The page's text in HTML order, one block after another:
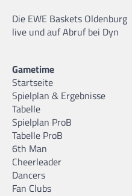
Die EWE Baskets Oldenburg
live und auf Abruf bei Dyn
Gametime
Startseite
Spielplan & Ergebnisse
Tabelle
Spielplan ProB
Tabelle ProB
6th Man
Cheerleader
Dancers
Fan Clubs